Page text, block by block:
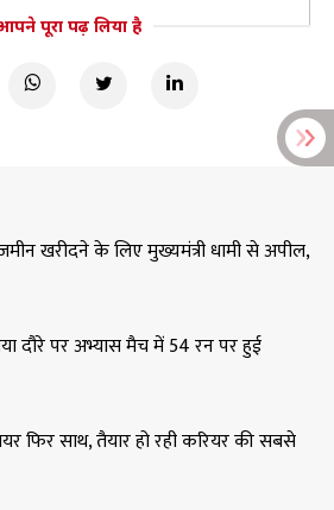
पूरा पढ़ लिया है
खरीदने के लिए मुख्यमंत्री धामी से अपील,
दौरे पर अभ्यास मैच में 54 रन पर हुई
फिर साथ, तैयार हो रही करियर की सबसे